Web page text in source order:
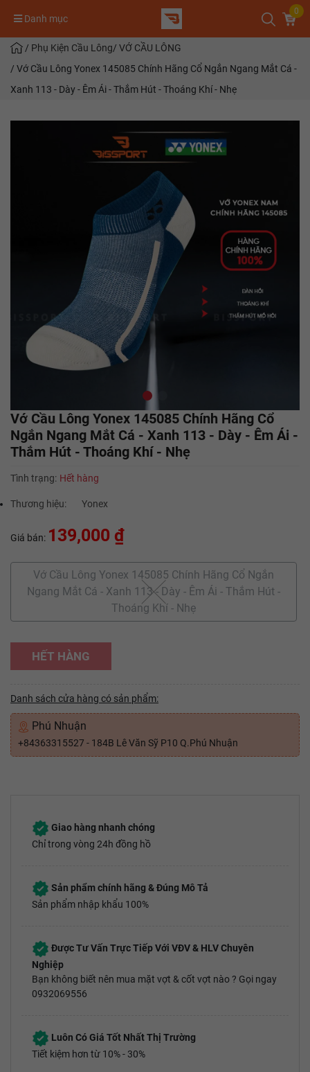
Danh mục
0
/ Phụ Kiện Cầu Lông/ VỚ CẦU LÔNG
/ Vớ Cầu Lông Yonex 145085 Chính Hãng Cổ Ngắn Ngang Mắt Cá -
Xanh 113 - Dày - Êm Ái - Thắm Hút - Thoáng Khí - Nhẹ
Vớ Cầu Lông Yonex 145085 Chính Hãng Cổ
Ngắn Ngang Mắt Cá - Xanh 113 - Dày - Êm Ái -
Thắm Hút - Thoáng Khí - Nhẹ
Tình trạng: Hết hàng
Thương hiệu: Yonex
Giá bán: 139,000 ₫
Vớ Cầu Lông Yonex 145085 Chính Hãng Cổ Ngắn
Ngang Mắt Cá - Xanh 113 - Dày - Êm Ái - Thắm Hút -
Thoáng Khí - Nhẹ
HẾT HÀNG
Danh sách cửa hàng có sản phẩm:
Phú Nhuận
+84363315527 - 184B Lê Văn Sỹ P10 Q.Phú Nhuận
Giao hàng nhanh chóng
Chỉ trong vòng 24h đồng hồ
Sản phẩm chính hãng & Đúng Mô Tả
Sản phẩm nhập khẩu 100%
Được Tư Vấn Trực Tiếp Với VĐV & HLV Chuyên
Nghiệp
Bạn không biết nên mua mặt vợt & cốt vợt nào ? Gọi ngay
0932069556
Luôn Có Giá Tốt Nhất Thị Trường
Tiết kiệm hơn từ 10% - 30%